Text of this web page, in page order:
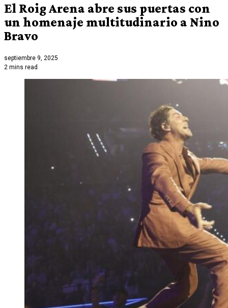
El Roig Arena abre sus puertas con
un homenaje multitudinario a Nino
Bravo
septiembre 9, 2025
2 mins read